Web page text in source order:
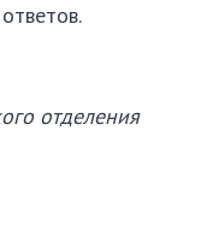
отделения